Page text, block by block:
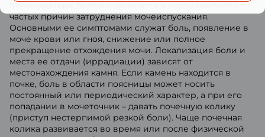
Мочекаменная болезнь относится к числу наиболее
частых причин затруднения мочеиспускания.
Основными ее симптомами служат боль, появление в
моче крови или гноя, снижение или полное
прекращение отхождения мочи. Локализация боли и
места ее отдачи (иррадиации) зависят от
местонахождения камня. Если камень находится в
почке, боль в области поясницы может носить
постоянный или периодический характер, а при его
попадании в мочеточник – давать почечную колику
(приступ нестерпимой резкой боли). Чаще почечная
колика развивается во время или после физической